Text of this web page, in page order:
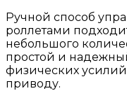
Ручной способ
роллетами
небольшого
простой и
физических
приводу.